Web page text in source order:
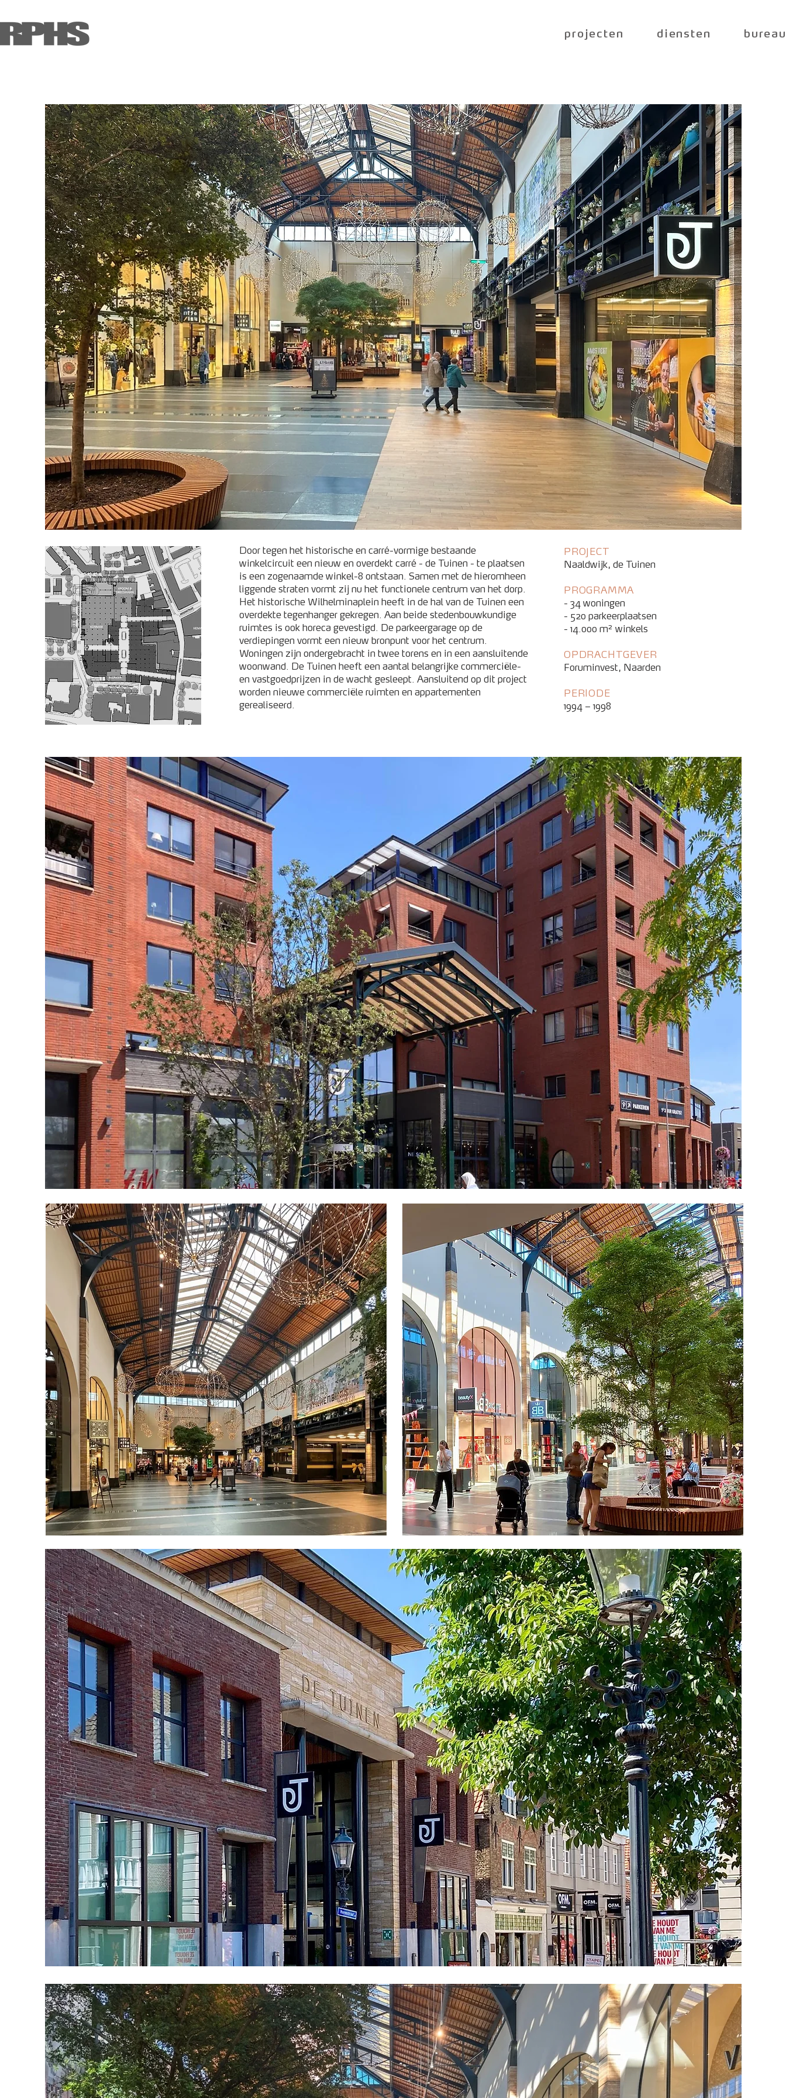
projecten diensten
Door tegen het historische en carré-vormige bestaande
winkelcircuit een nieuw en overdekt carré - de Tuinen - te plaatsen
is een zogenaamde winkel-8 ontstaan. Samen met de hieromheen
liggende straten vormt zij nu het functionele centrum van het dorp.
Het historische Wilhelminaplein heeft in de hal van de Tuinen een
overdekte tegenhanger gekregen. Aan beide stedenbouwkundige
ruimtes is ook horeca gevestigd. De parkeergarage op de
verdiepingen vormt een nieuw bronpunt voor het centrum.
Woningen zijn ondergebracht in twee torens en in een aansluitende
woonwand. De Tuinen heeft een aantal belangrijke commerciële-
en vastgoedprijzen in de wacht gesleept. Aansluitend op dit project
worden nieuwe commerciële ruimten en appartementen
gerealiseerd.
PROJECT
Naaldwijk, de Tuinen
PROGRAMMA
- 34 woningen
- 520 parkeerplaatsen
- 14.000 m² winkels
OPDRACHTGEVER
Foruminvest, Naarden
PERIODE
1994 – 1998